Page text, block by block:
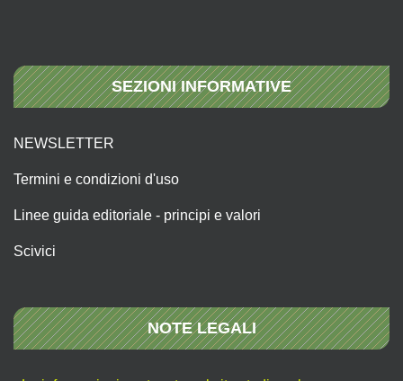
SEZIONI INFORMATIVE
NEWSLETTER
Termini e condizioni d'uso
Linee guida editoriale - principi e valori
Scivici
NOTE LEGALI